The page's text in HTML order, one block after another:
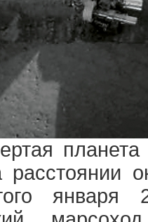
планета
расстоянии